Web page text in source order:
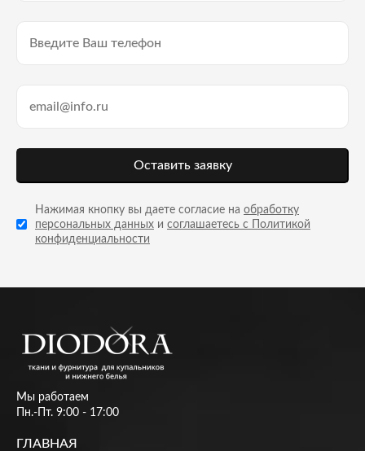
Оставить заявку
Нажимая кнопку вы даете согласие на обработку
персональных данных и соглашаетесь с Политикой
конфиденциальности
Мы работаем
Пн.-Пт. 9:00 - 17:00
ГЛАВНАЯ